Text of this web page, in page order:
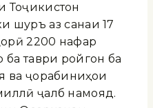
Тоҷикистон
шурӯъ аз санаи 17
2200 нафар
ба таври ройгон ба
ва ҷорабиниҳои
ҷалб намояд.